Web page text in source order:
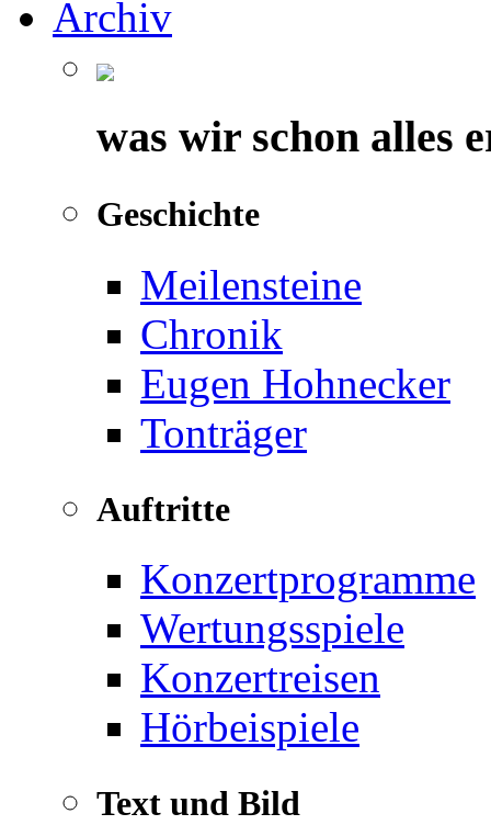
Archiv
was wir schon alles
Geschichte
Meilensteine
Chronik
Eugen Hohnecker
Tonträger
Auftritte
Konzertprogramme
Wertungsspiele
Konzertreisen
Hörbeispiele
Text und Bild